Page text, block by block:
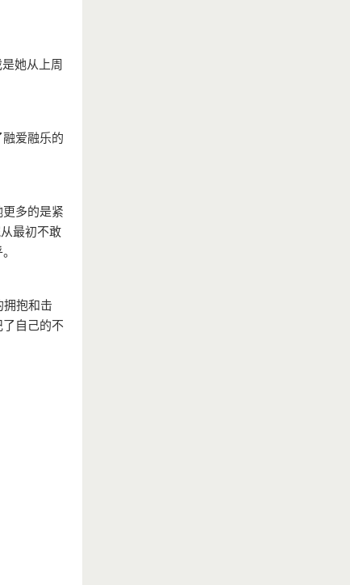
她从上周
爱融乐的
多的是紧
最初不敢
抱和击
了自己的不